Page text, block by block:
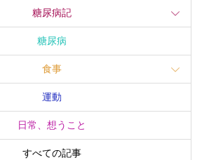
糖尿病記
糖尿病
食事
運動
日常、想うこと
すべての記事